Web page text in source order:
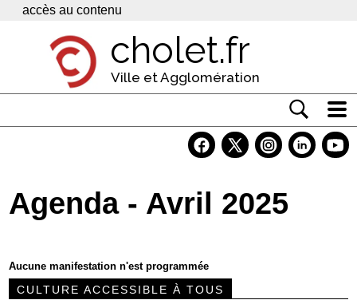
Panneau de gestion des cookies
accès au contenu
cholet.fr
Ville et Agglomération
Economie
Contacts
Agenda - Avril 2025
Aucune manifestation n'est programmée
CULTURE ACCESSIBLE À TOUS